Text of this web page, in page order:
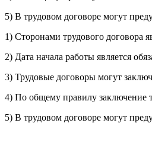
5) В трудовом договоре могут
1) Сторонами трудового договора
2) Дата начала работы является
3) Трудовые договоры могут
4) По общему правилу заключение
5) В трудовом договоре могут